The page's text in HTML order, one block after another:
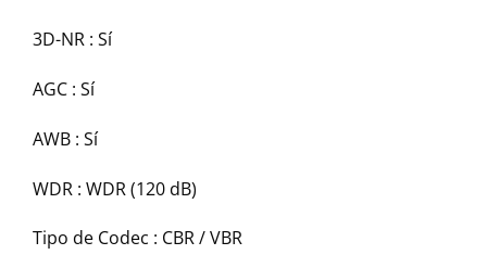
3D-NR : Sí
AGC : Sí
AWB : Sí
WDR : WDR (120 dB)
Tipo de Codec : CBR / VBR